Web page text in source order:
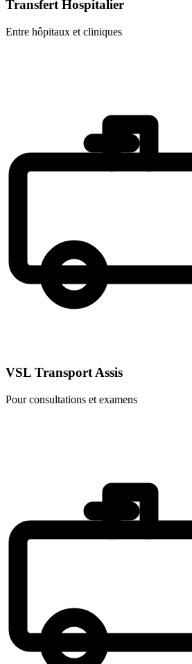
Transfert Hospitalier
Entre hôpitaux et cliniques
VSL Transport Assis
Pour consultations et examens